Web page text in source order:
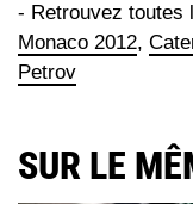
- Retrouvez toutes
Monaco 2012,
Petrov
SUR LE